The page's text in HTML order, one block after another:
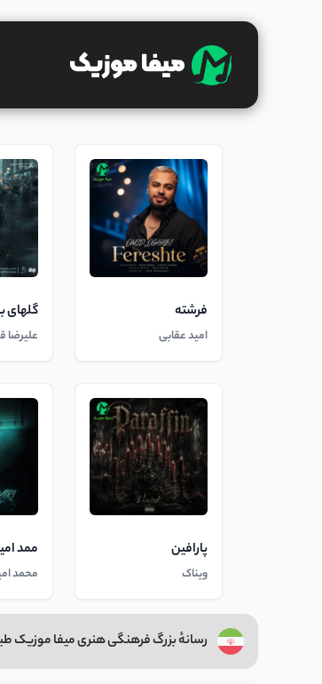
فرشته
امید عقابی
گلهای
علیرضا
پارافین
ویناک
ممد
محمد
رسانهٔ بزرگ فرهنگی هنری میفا موزیک